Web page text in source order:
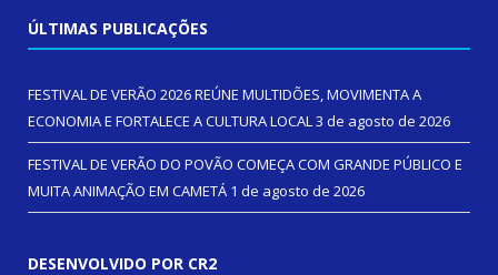
ÚLTIMAS PUBLICAÇÕES
FESTIVAL DE VERÃO 2026 REÚNE MULTIDÕES, MOVIMENTA A
ECONOMIA E FORTALECE A CULTURA LOCAL 3 de agosto de 2026
FESTIVAL DE VERÃO DO POVÃO COMEÇA COM GRANDE PÚBLICO E
MUITA ANIMAÇÃO EM CAMETÁ 1 de agosto de 2026
DESENVOLVIDO POR CR2